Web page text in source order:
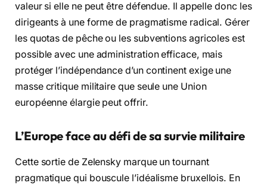
valeur si elle ne peut être défendue. Il appelle donc les
dirigeants à une forme de pragmatisme radical. Gérer
les quotas de pêche ou les subventions agricoles est
possible avec une administration efficace, mais
protéger l’indépendance d’un continent exige une
masse critique militaire que seule une Union
européenne élargie peut offrir.
L’Europe face au défi de sa survie militaire
Cette sortie de Zelensky marque un tournant
pragmatique qui bouscule l’idéalisme bruxellois. En